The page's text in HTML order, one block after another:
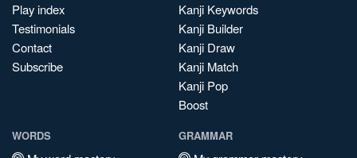
Play index
Testimonials
Contact
Subscribe
Kanji Keywords
Kanji Builder
Kanji Draw
Kanji Match
Kanji Pop
Boost
WORDS GRAMMAR